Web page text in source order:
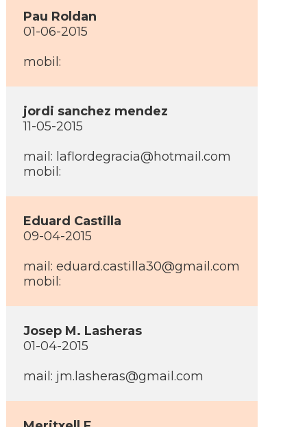
Pau Roldan
01-06-2015
mobil:
jordi sanchez mendez
11-05-2015
mail: laflordegracia@hotmail.com
mobil:
Eduard Castilla
09-04-2015
mail: eduard.castilla30@gmail.com
mobil:
Josep M. Lasheras
01-04-2015
mail: jm.lasheras@gmail.com